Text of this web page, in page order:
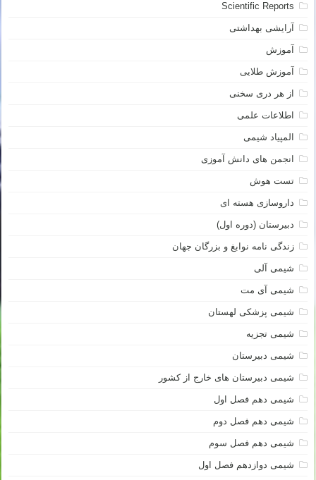
Scientific Reports
آرایشی بهداشتی
آموزش
آموزش طلایی
از هر دری سخنی
اطلاعات علمی
المپیاد شیمی
انجمن های دانش آموزی
تست هوش
داروسازی هسته ای
دبیرستان (دوره اول)
زندگی نامه نوابغ و بزرگان جهان
شیمی آلی
شیمی آی مت
شیمی پزشکی لهستان
شیمی تجزیه
شیمی دبیرستان
شیمی دبیرستان های خارج از کشور
شیمی دهم فصل اول
شیمی دهم فصل دوم
شیمی دهم فصل سوم
شیمی دوازدهم فصل اول